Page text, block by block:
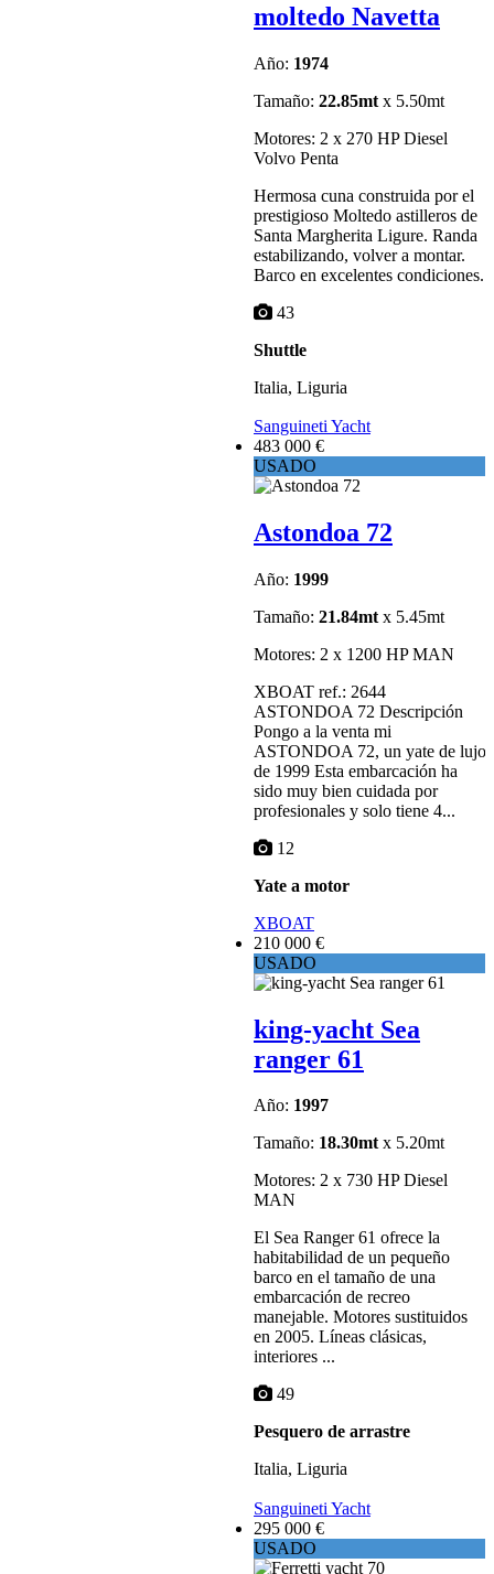
moltedo Navetta
Año: 1974
Tamaño: 22.85mt x 5.50mt
Motores: 2 x 270 HP Diesel
Volvo Penta
Hermosa cuna construida por el
prestigioso Moltedo astilleros de
Santa Margherita Ligure. Randa
estabilizando, volver a montar.
Barco en excelentes condiciones.
43
Shuttle
Italia, Liguria
Sanguineti Yacht
483 000 €
USADO
Astondoa 72
Año: 1999
Tamaño: 21.84mt x 5.45mt
Motores: 2 x 1200 HP MAN
XBOAT ref.: 2644
ASTONDOA 72 Descripción
Pongo a la venta mi
ASTONDOA 72, un yate de lujo
de 1999 Esta embarcación ha
sido muy bien cuidada por
profesionales y solo tiene 4...
12
Yate a motor
XBOAT
210 000 €
USADO
king-yacht Sea
ranger 61
Año: 1997
Tamaño: 18.30mtx 5.20mt
Motores: 2 x 730 HP Diesel
MAN
El Sea Ranger 61 ofrece la
habitabilidad de un pequeño
barco en el tamaño de una
embarcación de recreo
manejable. Motores sustituidos
en 2005. Líneas clásicas,
interiores ...
49
Pesquero de arrastre
Italia, Liguria
Sanguineti Yacht
295 000 €
USADO